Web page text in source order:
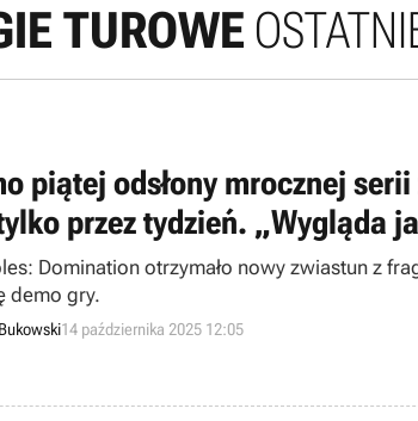
TUROWE
piątej odsłony mrocznej
przez tydzień. „Wygląda
Domination otrzymało nowy zwiastun z
demo gry.
14 października 2025 12:05